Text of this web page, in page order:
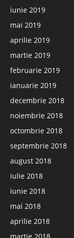
iunie 2019
mai 2019
aprilie 2019
martie 2019
februarie 2019
ianuarie 2019
decembrie 2018
noiembrie 2018
octombrie 2018
septembrie 2018
august 2018
iulie 2018
iunie 2018
mai 2018
aprilie 2018